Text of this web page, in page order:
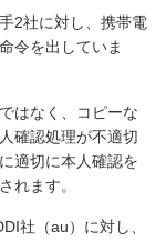
2社に対し、携帯電
令を出していま
はなく、コピーな
確認処理が不適切
適切に本人確認を
れます。
社（au）に対し、